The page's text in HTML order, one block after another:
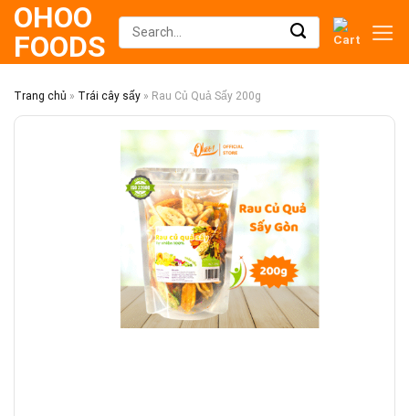
Skip
content
OHOO
FOODS
Search
for:
Trang chủ » Trái cây sấy » Rau Củ Quả Sấy 200g